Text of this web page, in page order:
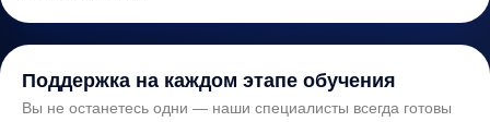
Поддержка на каждом этапе обучения
Вы не останетесь одни — наши специалисты всегда готовы